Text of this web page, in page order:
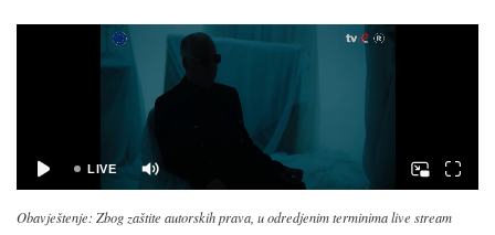
Obavještenje: Zbog zaštite autorskih prava, u odredjenim terminima live stream